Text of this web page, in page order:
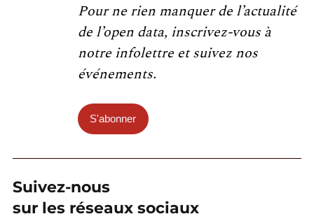
Pour ne rien manquer de l’actualité
de l’open data, inscrivez-vous à
notre infolettre et suivez nos
événements.
S'abonner
Suivez-nous
sur les réseaux sociaux